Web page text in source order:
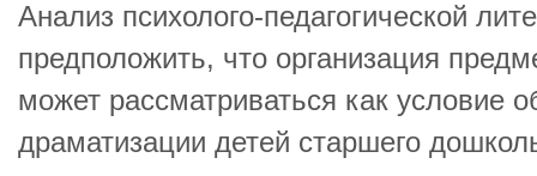
Анализ психолого-педагогической
предположить, что организация
может рассматриваться как условие
драматизации детей старшего